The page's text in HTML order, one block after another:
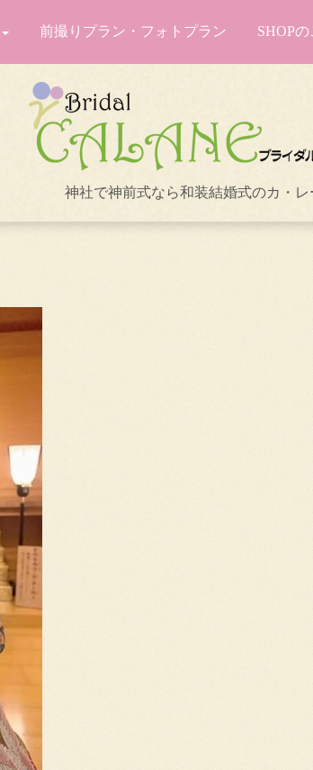
前撮りプラン・フォトプラン SHOP
神社で神前式なら和装結婚式のカ・レ